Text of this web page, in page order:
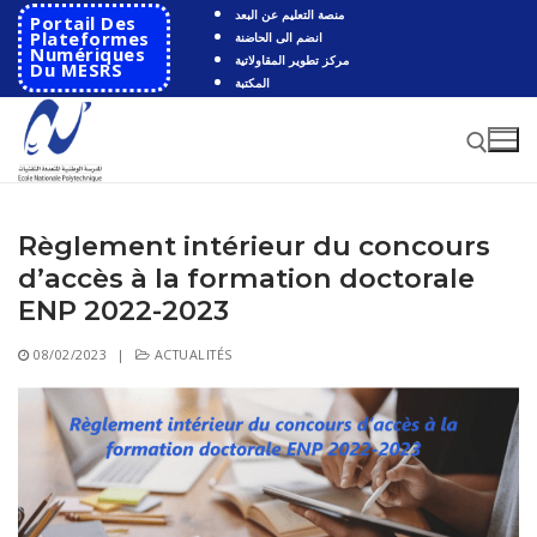
Aller
contenu
Portail Des
Plateformes
Numériques
Du MESRS
منصة التعليم عن البعد
انضم الى الحاضنة
مركز تطوير المقاولاتية
المكتبة
Rechercher :
Rechercher
:
Ecole
Présentation
Histoire de l’école
Départements
Automatique
Coopération
Règlement intérieur du concours
d’accès à la formation doctorale
ENP 2022-2023
08/02/2023 | ACTUALITÉS